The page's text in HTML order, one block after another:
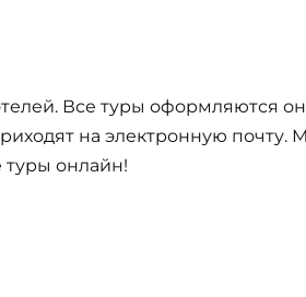
Все туры оформляются
на электронную почту.
туры онлайн!